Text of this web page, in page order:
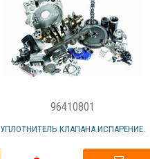
96410801
УПЛОТНИТЕЛЬ КЛАПАНА ИСПАРЕНИЕ.